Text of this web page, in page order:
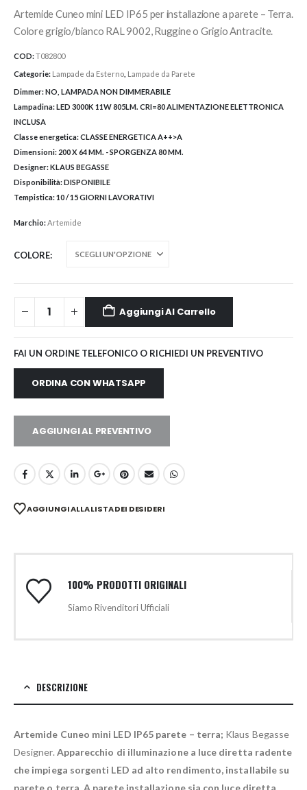
era:
396,50€.
è:
317,20€.
Artemide Cuneo mini LED IP65 per installazione a parete – Terra.
Colore grigio/bianco RAL 9002, Ruggine o Grigio Antracite.
COD:T082800
Categorie: Lampade da Esterno Lampade da Parete
Dimmer:NO, LAMPADA NON DIMMERABILE
Lampadina:LED 3000K 11W 805LM. CRI=80 ALIMENTAZIONE ELETTRONICA
INCLUSA
Classe energetica:CLASSE ENERGETICA A++>A
Dimensioni: 200 X 64 MM. - SPORGENZA 80 MM.
Designer:KLAUS BEGASSE
Disponibilità:DISPONIBILE
Tempistica:10 / 15 GIORNI LAVORATIVI
Marchio:Artemide
COLORE
Aggiungi Al Carrello
FAI UN ORDINE TELEFONICO O RICHIEDI UN PREVENTIVO
ORDINA CON WHATSAPP
AGGIUNGI AL PREVENTIVO
AGGIUNGI ALLA LISTA DEI DESIDERI
100% PRODOTTI ORIGINALI
Siamo Rivenditori Ufficiali
DESCRIZIONE
Artemide Cuneo mini LED IP65 parete – terra; Klaus Begasse
Designer. Apparecchio di illuminazione a luce diretta radente
che impiega sorgenti LED ad alto rendimento, installabile su